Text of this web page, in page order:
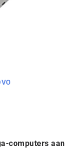
computers aan